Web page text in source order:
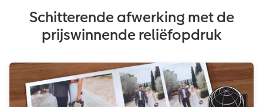
Schitterende afwerking met de
prijswinnende reliëfopdruk